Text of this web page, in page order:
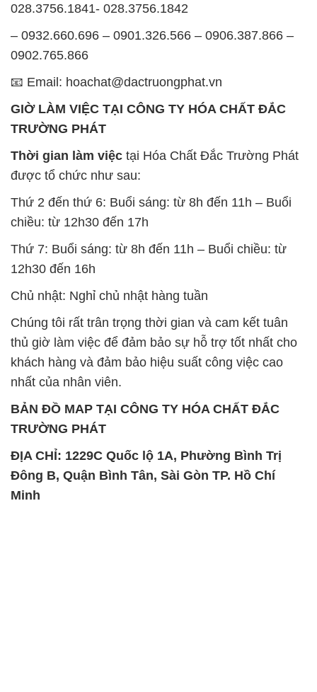
028.3756.1841- 028.3756.1842
– 0932.660.696 – 0901.326.566 – 0906.387.866 –
0902.765.866
📧 Email: hoachat@dactruongphat.vn
GIỜ LÀM VIỆC TẠI CÔNG TY HÓA CHẤT ĐẮC
TRƯỜNG PHÁT
Thời gian làm việc tại Hóa Chất Đắc Trường Phát
được tổ chức như sau:
Thứ 2 đến thứ 6: Buổi sáng: từ 8h đến 11h – Buổi
chiều: từ 12h30 đến 17h
Thứ 7: Buổi sáng: từ 8h đến 11h – Buổi chiều: từ
12h30 đến 16h
Chủ nhật: Nghỉ chủ nhật hàng tuần
Chúng tôi rất trân trọng thời gian và cam kết tuân
thủ giờ làm việc để đảm bảo sự hỗ trợ tốt nhất cho
khách hàng và đảm bảo hiệu suất công việc cao
nhất của nhân viên.
BẢN ĐỒ MAP TẠI CÔNG TY HÓA CHẤT ĐẮC
TRƯỜNG PHÁT
ĐỊA CHỈ: 1229C Quốc lộ 1A, Phường Bình Trị
Đông B, Quận Bình Tân, Sài Gòn TP. Hồ Chí
Minh